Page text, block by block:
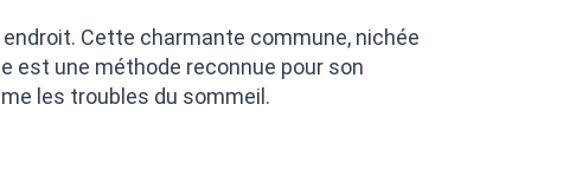
Cette charmante commune, nichée
est une méthode reconnue pour son
les troubles du sommeil.